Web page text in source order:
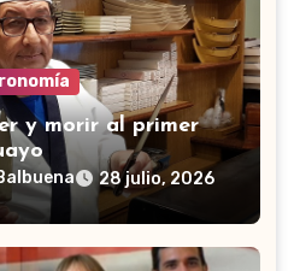
y morir al primer
28 julio, 2026